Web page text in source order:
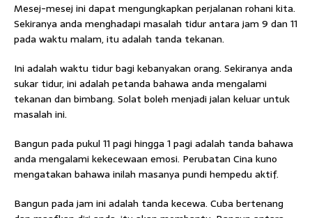
Mesej-mesej ini dapat mengungkapkan perjalanan rohani kita.
Sekiranya anda menghadapi masalah tidur antara jam 9 dan 11
pada waktu malam, itu adalah tanda tekanan.
Ini adalah waktu tidur bagi kebanyakan orang. Sekiranya anda
sukar tidur, ini adalah petanda bahawa anda mengalami
tekanan dan bimbang. Solat boleh menjadi jalan keluar untuk
masalah ini.
Bangun pada pukul 11 ​​pagi hingga 1 pagi adalah tanda bahawa
anda mengalami kekecewaan emosi. Perubatan Cina kuno
mengatakan bahawa inilah masanya pundi hempedu aktif.
Bangun pada jam ini adalah tanda kecewa. Cuba bertenang